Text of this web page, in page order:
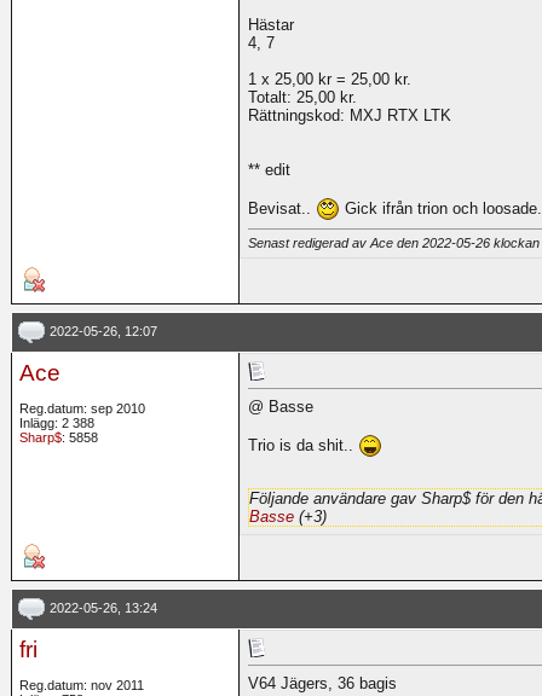
Hästar
4, 7
1 x 25,00 kr = 25,00 kr.
Totalt: 25,00 kr.
Rättningskod: MXJ RTX LTK
** edit
Bevisat.. Gick ifrån trion och
Senast redigerad av Ace den 2022-05-26 klockan
2022-05-26, 12:07
Ace
Reg.datum: sep 2010
Inlägg: 2 388
Sharp$: 5858
@ Basse
Trio is da shit..
Följande användare gav Sharp$ för den
Basse (+3)
2022-05-26, 13:24
fri
Reg.datum: nov 2011
V64 Jägers, 36 bagis